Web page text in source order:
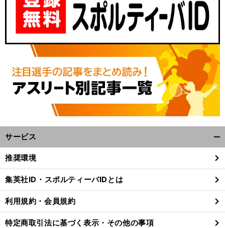
サービス
閉
る
推奨環境
集英社ID・スポルティーバIDとは
利用規約・会員規約
特定商取引法に基づく表示・その他の事項